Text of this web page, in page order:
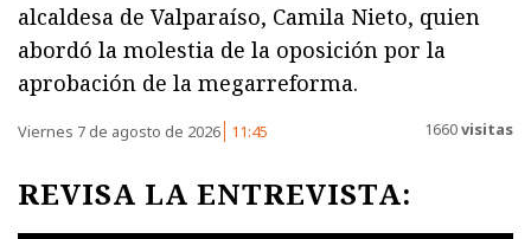
alcaldesa de Valparaíso, Camila Nieto, quien
abordó la molestia de la oposición por la
aprobación de la megarreforma.
Viernes 7 de agosto de 2026 11:45 1660visitas
REVISA LA ENTREVISTA: